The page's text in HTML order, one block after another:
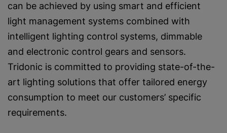
can be achieved by using smart and efficient
light management systems combined with
intelligent lighting control systems, dimmable
and electronic control gears and sensors.
Tridonic is committed to providing state-of-the-
art lighting solutions that offer tailored energy
consumption to meet our customers’ specific
requirements.